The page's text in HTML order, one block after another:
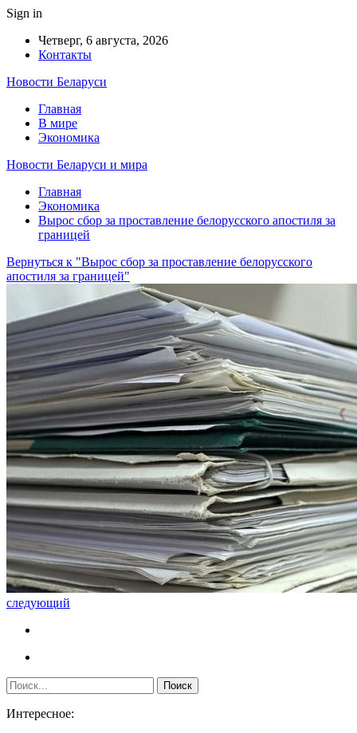
Sign in
Четверг, 6 августа, 2026
Контакты
Новости Беларуси
Главная
В мире
Экономика
Новости Беларуси и мира
Главная
Экономика
Вырос сбор за проставление белорусского апостиля за
границей
Вернуться к "Вырос сбор за проставление белорусского
апостиля за границей"
следующий
Интересное: